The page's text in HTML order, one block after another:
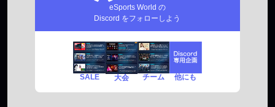
eSports World の
Discord をフォローしよう
SALE 大会 チーム 他にも